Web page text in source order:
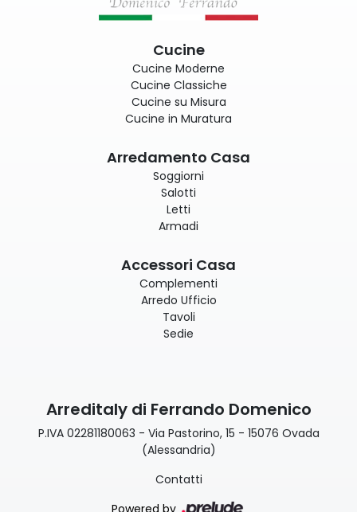
Cucine
Cucine Moderne
Cucine Classiche
Cucine su Misura
Cucine in Muratura
Arredamento Casa
Soggiorni
Salotti
Letti
Armadi
Accessori Casa
Complementi
Arredo Ufficio
Tavoli
Sedie
Arreditaly di Ferrando Domenico
P.IVA 02281180063 - Via Pastorino, 15 - 15076 Ovada
(Alessandria)
Contatti
Powered by